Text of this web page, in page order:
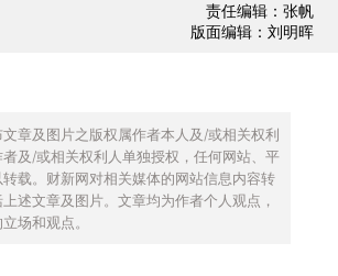
责任编辑：张帆
版面编辑：刘明晖
章及图片之版权属作者本人及/或相关权利
者及/或相关权利人单独授权，任何网站、平
载。财新网对相关媒体的网站信息内容转
述文章及图片。文章均为作者个人观点，
场和观点。